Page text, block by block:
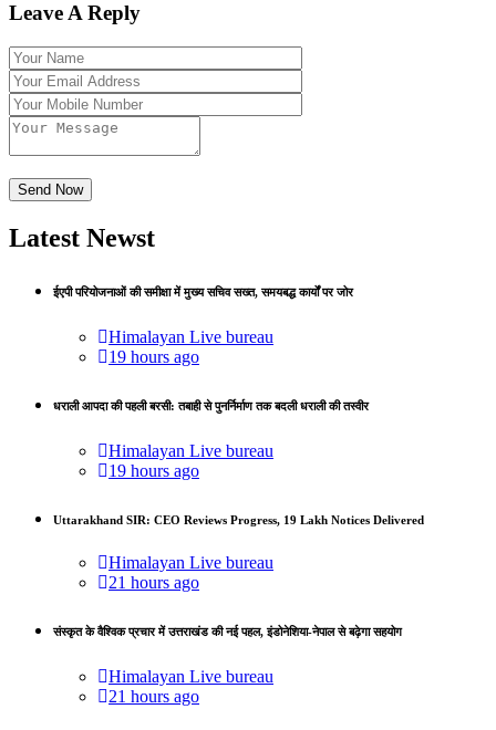
Leave A Reply
Latest Newst
ईएपी परियोजनाओं की समीक्षा में मुख्य सचिव सख्त, समयबद्ध कार्यों पर जोर
Himalayan Live bureau
19 hours ago
धराली आपदा की पहली बरसी: तबाही से पुनर्निर्माण तक बदली धराली की तस्वीर
Himalayan Live bureau
19 hours ago
Uttarakhand SIR: CEO Reviews Progress, 19 Lakh Notices Delivered
Himalayan Live bureau
21 hours ago
संस्कृत के वैश्विक प्रचार में उत्तराखंड की नई पहल, इंडोनेशिया-नेपाल से बढ़ेगा सहयोग
Himalayan Live bureau
21 hours ago